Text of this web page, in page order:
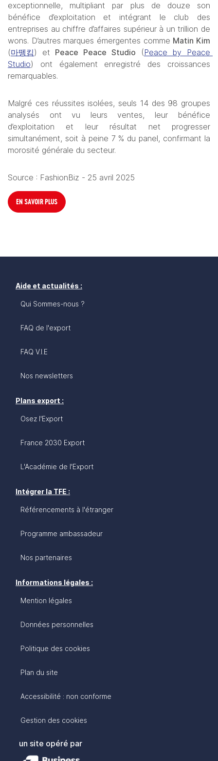
exceptionnelle, multipliant par plus de douze son
bénéfice d’exploitation et intégrant le club des
entreprises au chiffre d’affaires supérieur à un trillion de
wons. D’autres marques émergentes comme Matin Kim
(마뗑킴) et Peace Peace Studio ( Peace by Peace
Studio) ont également enregistré des croissances
remarquables.
Malgré ces réussites isolées, seuls 14 des 98 groupes
analysés ont vu leurs ventes, leur bénéfice
d’exploitation et leur résultat net progresser
simultanément, soit à peine 7 % du panel, confirmant la
morosité générale du secteur.
Source : FashionBiz - 25 avril 2025
EN SAVOIR PLUS
Aide et actualités :
Qui Sommes-nous ?
FAQ de l'export
FAQ V.I.E
Nos newsletters
Plans export :
Osez l'Export
France 2030 Export
L'Académie de l'Export
Intégrer la TFE :
Référencements à l'étranger
Programme ambassadeur
Nos partenaires
Informations légales :
Mention légales
Données personnelles
Politique des cookies
Plan du site
Accessibilité : non conforme
Gestion des cookies
un site opéré par